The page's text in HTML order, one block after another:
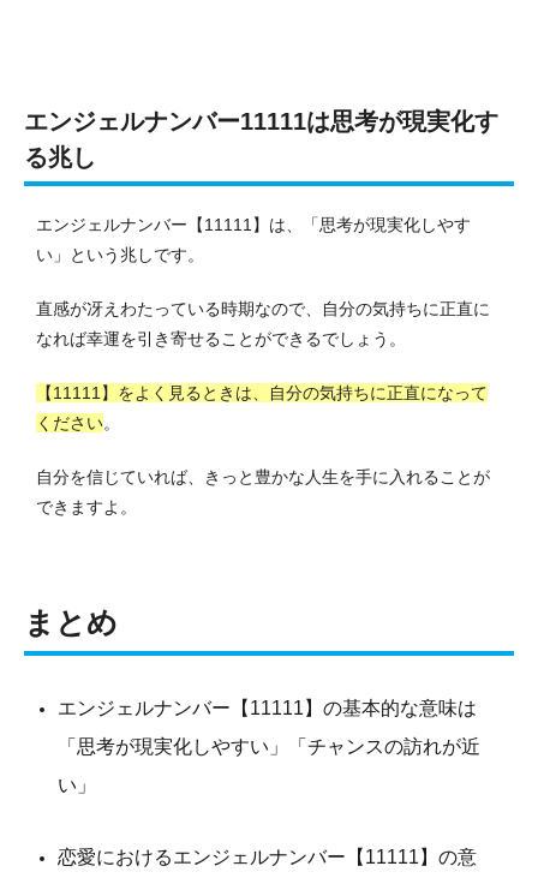
エンジェルナンバー11111は思考が現実化す
る兆し
エンジェルナンバー【11111】は、「思考が現実化しやす
い」という兆しです。
直感が冴えわたっている時期なので、自分の気持ちに正直に
なれば幸運を引き寄せることができるでしょう。
【11111】をよく見るときは、自分の気持ちに正直になって
ください。
自分を信じていれば、きっと豊かな人生を手に入れることが
できますよ。
まとめ
エンジェルナンバー【11111】の基本的な意味は
「思考が現実化しやすい」「チャンスの訪れが近
い」
恋愛におけるエンジェルナンバー【11111】の意